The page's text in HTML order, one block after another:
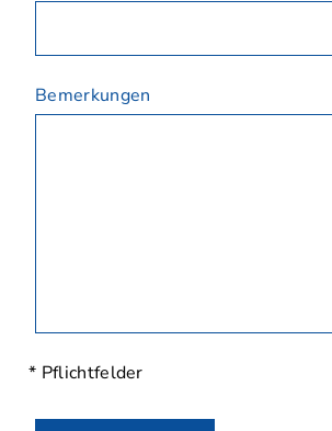
Bemerkungen
* Pflichtfelder